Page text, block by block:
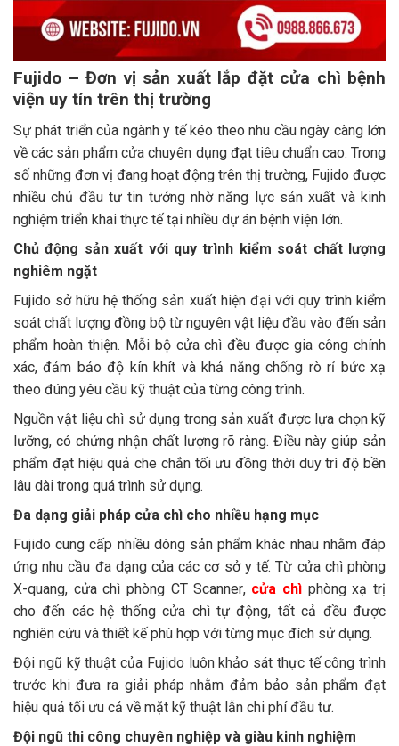
Fujido – Đơn vị sản xuất lắp đặt cửa chì bệnh
viện uy tín trên thị trường
Sự phát triển của ngành y tế kéo theo nhu cầu ngày càng lớn
về các sản phẩm cửa chuyên dụng đạt tiêu chuẩn cao. Trong
số những đơn vị đang hoạt động trên thị trường, Fujido được
nhiều chủ đầu tư tin tưởng nhờ năng lực sản xuất và kinh
nghiệm triển khai thực tế tại nhiều dự án bệnh viện lớn.
Chủ động sản xuất với quy trình kiểm soát chất lượng
nghiêm ngặt
Fujido sở hữu hệ thống sản xuất hiện đại với quy trình kiểm
soát chất lượng đồng bộ từ nguyên vật liệu đầu vào đến sản
phẩm hoàn thiện. Mỗi bộ cửa chì đều được gia công chính
xác, đảm bảo độ kín khít và khả năng chống rò rỉ bức xạ
theo đúng yêu cầu kỹ thuật của từng công trình.
Nguồn vật liệu chì sử dụng trong sản xuất được lựa chọn kỹ
lưỡng, có chứng nhận chất lượng rõ ràng. Điều này giúp sản
phẩm đạt hiệu quả che chắn tối ưu đồng thời duy trì độ bền
lâu dài trong quá trình sử dụng.
Đa dạng giải pháp cửa chì cho nhiều hạng mục
Fujido cung cấp nhiều dòng sản phẩm khác nhau nhằm đáp
ứng nhu cầu đa dạng của các cơ sở y tế. Từ cửa chì phòng
X-quang, cửa chì phòng CT Scanner, cửa chìphòng xạ trị
cho đến các hệ thống cửa chì tự động, tất cả đều được
nghiên cứu và thiết kế phù hợp với từng mục đích sử dụng.
Đội ngũ kỹ thuật của Fujido luôn khảo sát thực tế công trình
trước khi đưa ra giải pháp nhằm đảm bảo sản phẩm đạt
hiệu quả tối ưu cả về mặt kỹ thuật lẫn chi phí đầu tư.
Đội ngũ thi công chuyên nghiệp và giàu kinh nghiệm